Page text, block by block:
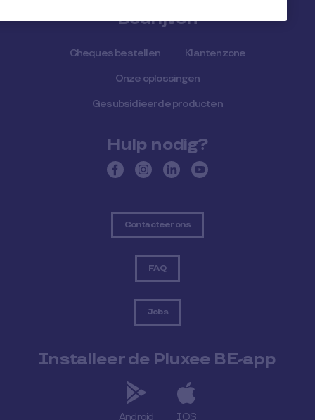
Bedrijven
Cheques bestellen Klantenzone
Onze oplossingen
Gesubsidieerde producten
Hulp nodig?
Contacteer ons
FAQ
Jobs
Installeer de Pluxee BE-app
Android IOS